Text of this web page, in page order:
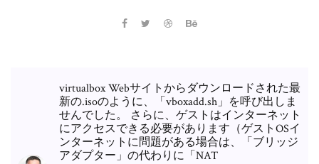
virtualbox Webサイトからダウンロードされた最
新の.isoのように、「vboxadd.sh」を呼び出しま
せんでした。 さらに、ゲストはインターネット
にアクセスできる必要があります（ゲストOSイ
ンターネットに問題がある場合は、「ブリッジ
アダプター」の代わりに「NAT